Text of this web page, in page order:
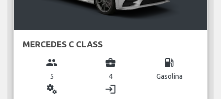
MERCEDES C CLASS
group
5
business_center
4
local_gas_station
Gasolina
miscellaneous_services login